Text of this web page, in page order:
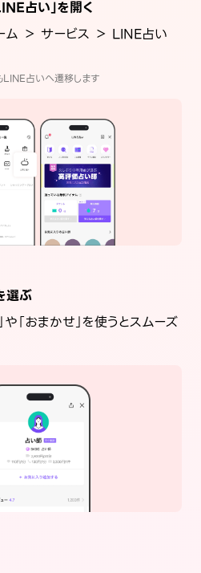
占い」を開く
ム ＞ サービス ＞ LINE占い
占いへ遷移します
選ぶ
や「おまかせ」を使うとスムーズ